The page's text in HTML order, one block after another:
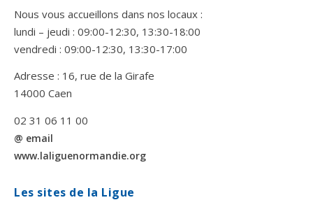
Nous vous accueillons dans nos locaux :
lundi – jeudi : 09:00-12:30, 13:30-18:00
vendredi : 09:00-12:30, 13:30-17:00
Adresse : 16, rue de la Girafe
14000 Caen
02 31 06 11 00
@ email
www.laliguenormandie.org
Les sites de la Ligue